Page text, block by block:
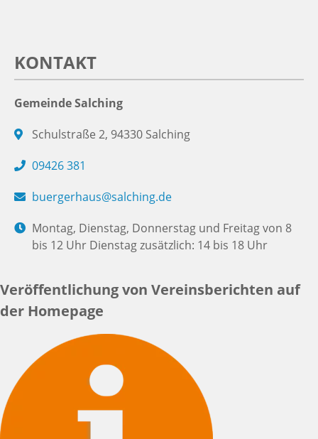
KONTAKT
Gemeinde Salching
Schulstraße 2, 94330 Salching
09426 381
buergerhaus@salching.de
Montag, Dienstag, Donnerstag und Freitag von 8
bis 12 Uhr Dienstag zusätzlich: 14 bis 18 Uhr
Veröffentlichung von Vereinsberichten auf
der Homepage